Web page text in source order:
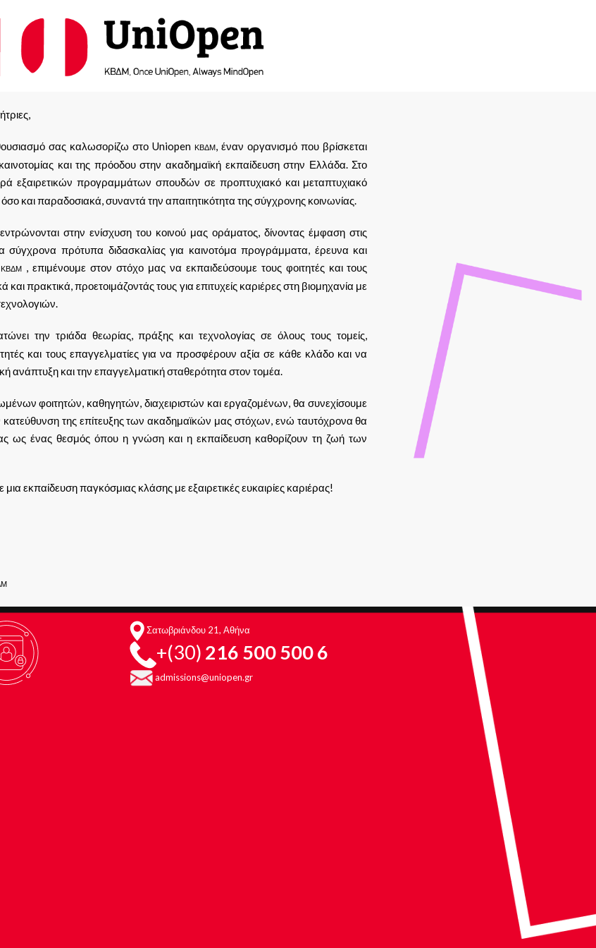
σας καλωσορίζω στο UniopenΚΒΔΜ, έναν οργανισμό που βρίσκεται
και της πρόοδου στην ακαδημαϊκή εκπαίδευση στην Ελλάδα. Στο
εξαιρετικών προγραμμάτων σπουδών σε προπτυχιακό και μεταπτυχιακό
και παραδοσιακά, συναντά την απαιτητικότητα της σύγχρονης κοινωνίας.
στην ενίσχυση του κοινού μας οράματος, δίνοντας έμφαση στις
σύγχρονα πρότυπα διδασκαλίας για καινοτόμα προγράμματα, έρευνα και
ΚΒΔΜ , επιμένουμε στον στόχο μας να εκπαιδεύσουμε τους φοιτητές και τους
και πρακτικά, προετοιμάζοντάς τους για επιτυχείς καριέρες στη βιομηχανία με
την τριάδα θεωρίας, πράξης και τεχνολογίας σε όλους τους τομείς,
και τους επαγγελματίες για να προσφέρουν αξία σε κάθε κλάδο και να
ανάπτυξη και την επαγγελματική σταθερότητα στον τομέα.
φοιτητών, καθηγητών, διαχειριστών και εργαζομένων, θα συνεχίσουμε
της επίτευξης των ακαδημαϊκών μας στόχων, ενώ ταυτόχρονα θα
ως ένας θεσμός όπου η γνώση και η εκπαίδευση καθορίζουν τη ζωή των
εκπαίδευση παγκόσμιας κλάσης με εξαιρετικές ευκαιρίες καριέρας!
Σατωβριάνδου 21, Αθήνα
+(30) 216 500 500 6
admissions@uniopen.gr